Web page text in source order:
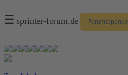
☰ sprinter-forum.de Forumsspende